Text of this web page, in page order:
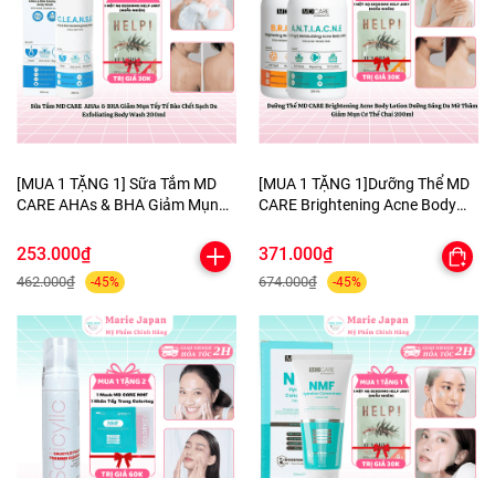
[MUA 1 TẶNG 1] Sữa Tắm MD
CARE AHAs & BHA Giảm Mụn
Exfoliating Body Wash 200ml-
TẶNG 1 MẶT NẠ BERGAMO
HELP JARY
253.000₫
462.000₫ -45%
[MUA 1 TẶNG 1]Dưỡng Thể MD
CARE Brightening Acne Body
Thâm Giảm Mụn Cơ Thể Chai
200ml-TẶNG 1 MẶT NẠ
BERGAMO HELP JARY
371.000₫
674.000₫ -45%